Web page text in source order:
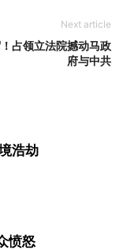
Next article
占领立法院撼动马政
府与中共
浩劫
愤怒